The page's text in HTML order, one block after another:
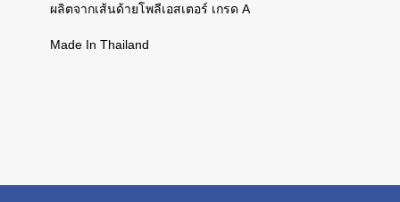
ผลิตจากเส้นด้ายโพลีเอสเตอร์ เกรด A
Made In Thailand